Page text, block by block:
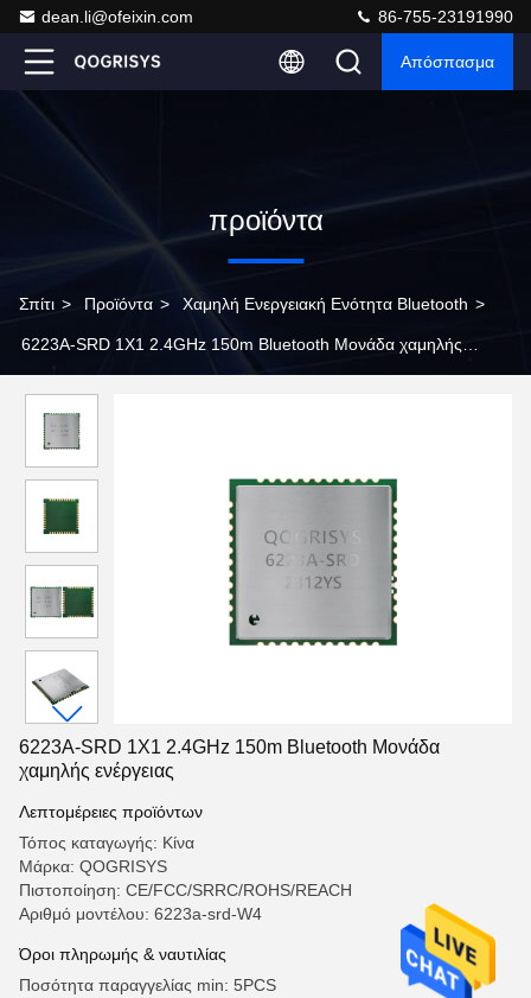
dean.li@ofeixin.com 86-755-23191990
Απόσπασμα
προϊόντα
Σπίτι > Προϊόντα > Χαμηλή Ενεργειακή Ενότητα Bluetooth >
6223A-SRD 1X1 2.4GHz 150m Bluetooth Μονάδα χαμηλής
6223A-SRD 1X1 2.4GHz 150m Bluetooth Μονάδα
χαμηλής ενέργειας
Λεπτομέρειες προϊόντων
Τόπος καταγωγής: Κίνα
Μάρκα: QOGRISYS
Πιστοποίηση: CE/FCC/SRRC/ROHS/REACH
Αριθμό μοντέλου: 6223a-srd-W4
Όροι πληρωμής & ναυτιλίας
Ποσότητα παραγγελίας min: 5PCS